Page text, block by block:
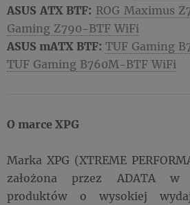
ASUS ATX BTF: ROG Maximus
Gaming Z790-BTF WiFi
ASUS mATX BTF: TUF Gaming
TUF Gaming B760M-BTF WiFi
O marce XPG
Marka XPG (XTREME
założona przez ADATA w
produktów o wysokiej